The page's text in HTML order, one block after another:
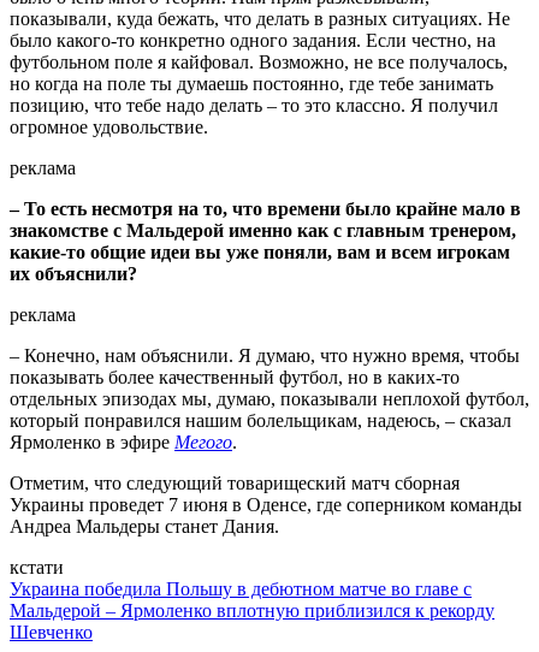
показывали, куда бежать, что делать в разных ситуациях. Не
было какого-то конкретно одного задания. Если честно, на
футбольном поле я кайфовал. Возможно, не все получалось,
но когда на поле ты думаешь постоянно, где тебе занимать
позицию, что тебе надо делать – то это классно. Я получил
огромное удовольствие.
реклама
– То есть несмотря на то, что времени было крайне мало в
знакомстве с Мальдерой именно как с главным тренером,
какие-то общие идеи вы уже поняли, вам и всем игрокам
их объяснили?
реклама
– Конечно, нам объяснили. Я думаю, что нужно время, чтобы
показывать более качественный футбол, но в каких-то
отдельных эпизодах мы, думаю, показывали неплохой футбол,
который понравился нашим болельщикам, надеюсь, – сказал
Ярмоленко в эфире Мегого.
Отметим, что следующий товарищеский матч сборная
Украины проведет 7 июня в Оденсе, где соперником команды
Андреа Мальдеры станет Дания.
кстати
Украина победила Польшу в дебютном матче во главе с
Мальдерой – Ярмоленко вплотную приблизился к рекорду
Шевченко